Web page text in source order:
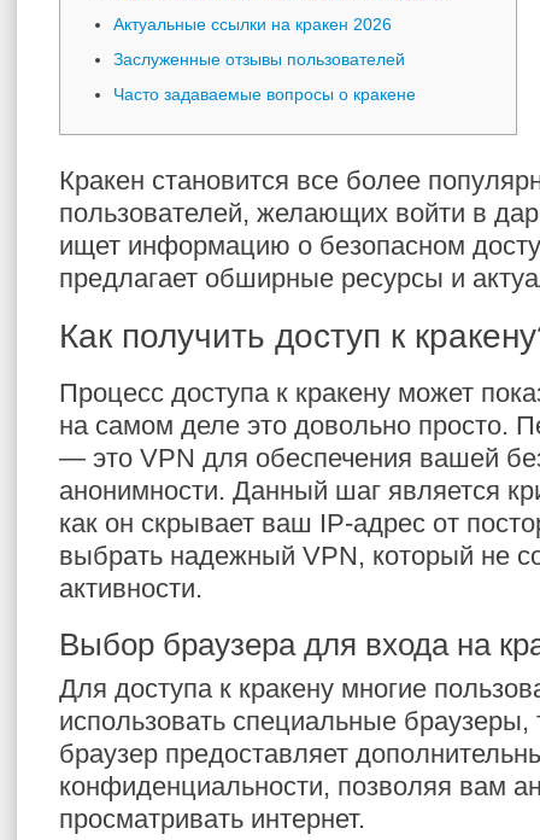
Актуальные ссылки на кракен 2026
Заслуженные отзывы пользователей
Часто задаваемые вопросы о кракене
Кракен становится все более
пользователей, желающих войти в
ищет информацию о безопасном
предлагает обширные ресурсы и
Как получить доступ к
Процесс доступа к кракену может
на самом деле это довольно просто.
— это VPN для обеспечения вашей
анонимности. Данный шаг является
как он скрывает ваш IP-адрес от
выбрать надежный VPN, который не
активности.
Выбор браузера для входа на
Для доступа к кракену многие
использовать специальные браузеры,
браузер предоставляет
конфиденциальности, позволяя вам
просматривать интернет.